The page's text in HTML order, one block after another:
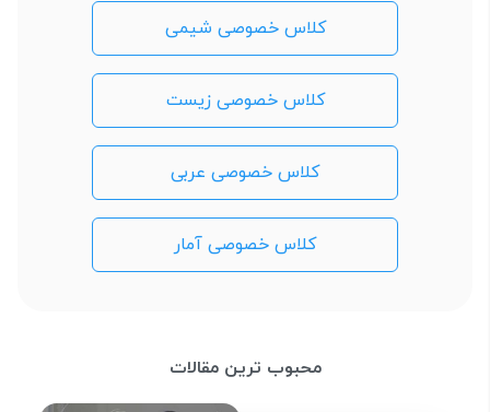
کلاس خصوصی شیمی
کلاس خصوصی زیست
کلاس خصوصی عربی
کلاس خصوصی آمار
محبوب ترین مقالات